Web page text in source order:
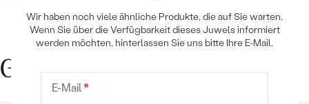
Gute Gründe für Eppi
Wir haben noch viele ähnliche Produkte, die auf Sie warten.
Wenn Sie über die Verfügbarkeit dieses Juwels informiert
werden möchten, hinterlassen Sie uns bitte Ihre E-Mail.
E-Mail*